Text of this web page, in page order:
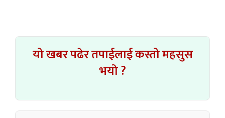
यो खबर पढेर तपाईलाई कस्तो महसुस
भयो ?